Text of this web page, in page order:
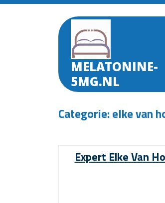
Skip
MELATONINE-
5MG.NL
Categorie:elke van
Expert Elke Van